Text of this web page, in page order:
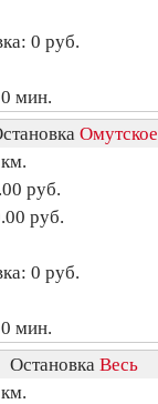
0 руб.
мин.
Омутское
руб.
руб.
0 руб.
мин.
Остановка Весь